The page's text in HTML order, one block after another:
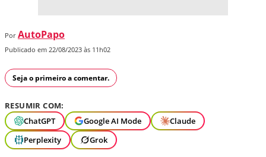
Por AutoPapo
Publicado em 22/08/2023 às 11h02
Seja o primeiro a comentar.
RESUMIR COM:
ChatGPT
Google AI Mode
Claude
Perplexity
Grok